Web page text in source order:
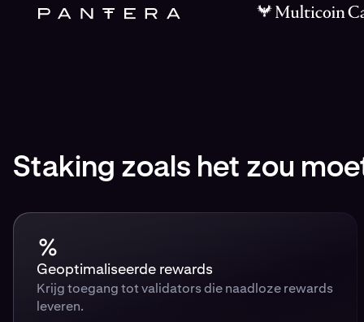
Staking zoals het zou
Geoptimaliseerde rewards
Krijg toegang tot validators die naadloze rewards
leveren.